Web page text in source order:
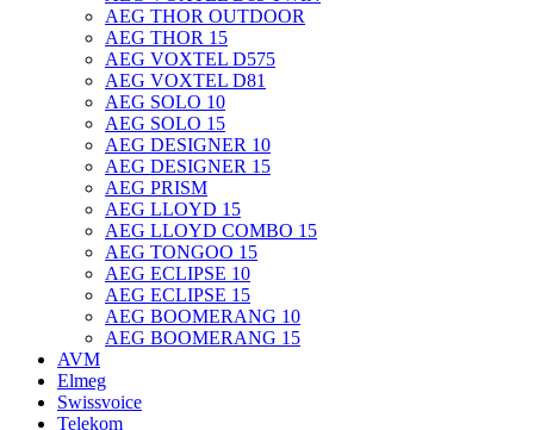
AEG THOR OUTDOOR
AEG THOR 15
AEG VOXTEL D575
AEG VOXTEL D81
AEG SOLO 10
AEG SOLO 15
AEG DESIGNER 10
AEG DESIGNER 15
AEG PRISM
AEG LLOYD 15
AEG LLOYD COMBO 15
AEG TONGOO 15
AEG ECLIPSE 10
AEG ECLIPSE 15
AEG BOOMERANG 10
AEG BOOMERANG 15
AVM
Elmeg
Swissvoice
Telekom